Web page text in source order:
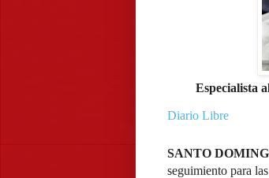
Especialista
Diario Libre
SANTO
seguimiento para